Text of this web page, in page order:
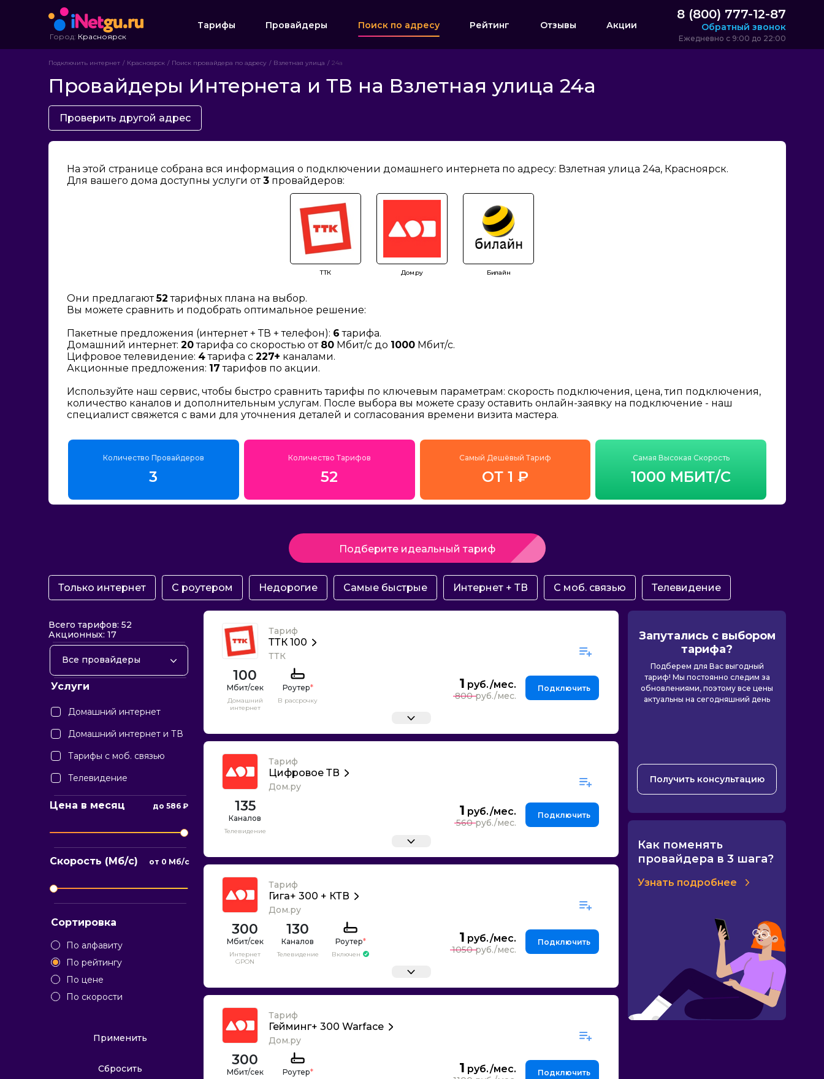
Город: Красноярск
Тарифы Провайдеры Поиск по адресу Рейтинг Отзывы Акции
8 (800) 777-12-87
Обратный звонок
Ежедневно с 9:00 до 22:00
Подключить интернет Красноярск Поиск провайдера по адресу Взлетная улица 24а
Провайдеры Интернета и ТВ на Взлетная улица 24а
Проверить другой адрес
На этой странице собрана вся информация о подключении домашнего интернета по адресу: Взлетная улица 24а, Красноярск.
Для вашего дома доступны услуги от3 провайдеров:
ТТК Дом.ру Билайн
Они предлагают52 тарифных плана на выбор.
Вы можете сравнить и подобрать оптимальное решение:
Пакетные предложения (интернет + ТВ + телефон): 6 тарифа.
Домашний интернет: 20тарифа со скоростью от 80 Мбит/с до 1000 Мбит/с.
Цифровое телевидение: 4тарифа с 227+ каналами.
Акционные предложения: 17 тарифов по акции.
Используйте наш сервис, чтобы быстро сравнить тарифы по ключевым параметрам: скорость подключения, цена, тип подключения,
количество каналов и дополнительным услугам. После выбора вы можете сразу оставить онлайн-заявку на подключение - наш
специалист свяжется с вами для уточнения деталей и согласования времени визита мастера.
Количество Провайдеров
3
Количество Тарифов
52
Самый Дешёвый Тариф
ОТ 1 ₽
Самая Высокая Скорость
1000 МБИТ/С
Подберите идеальный тариф
Только интернет С роутером Недорогие Самые быстрые Интернет + ТВ С моб. связью Телевидение
Всего тарифов: 52
Акционных: 17
Все провайдеры
ТТК
Билайн
Услуги
Домашний интернет
Домашний интернет и ТВ
Тарифы с моб. связью
Телевидение
Цена в месяц до 586 ₽
Скорость (Мб/с) от 0 Мб/с
Сортировка
По алфавиту
По рейтингу
По цене
По скорости
Применить
Сбросить
Тариф
ТТК 100
ТТК
100
Домашний
интернет
Роутер*
В рассрочку
1
800
Подключить
Тариф
Цифровое ТВ
Дом.ру
135
Каналов
Телевидение
1
560
Подключить
Тариф
Гига+ 300 + КТВ
Дом.ру
300
Интернет
GPON
130
Каналов
Телевидение
Роутер*
Включен
1
1050
Подключить
Тариф
Гейминг+ 300 Warface
Дом.ру
300
Роутер* 1 Подключить
Запутались с выбором
тарифа?
Подберем для Вас выгодный
тариф! Мы постоянно следим за
обновлениями, поэтому все цены
актуальны на сегодняшний день
Получить консультацию
Как поменять
провайдера в 3 шага?
Узнать подробнее